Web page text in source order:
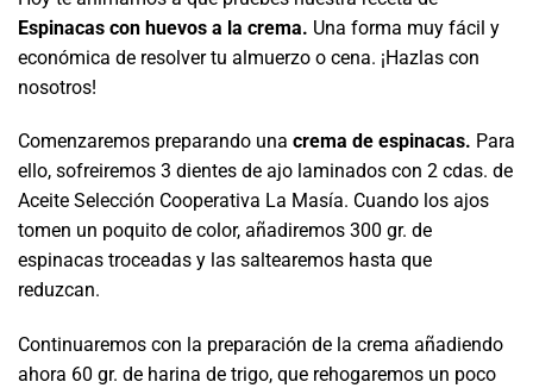
Espinacas con huevos a la crema. Una forma muy fácil y
económica de resolver tu almuerzo o cena. ¡Hazlas con
nosotros!
Comenzaremos preparando una crema de espinacas. Para
ello, sofreiremos 3 dientes de ajo laminados con 2 cdas. de
Aceite Selección Cooperativa La Masía. Cuando los ajos
tomen un poquito de color, añadiremos 300 gr. de
espinacas troceadas y las saltearemos hasta que
reduzcan.
Continuaremos con la preparación de la crema añadiendo
ahora 60 gr. de harina de trigo, que rehogaremos un poco